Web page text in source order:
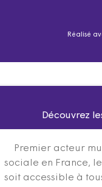
Réalisé
Découvrez
Premier acteur
sociale en France,
soit accessible à